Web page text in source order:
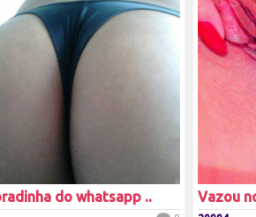
do whatsapp .. Vazou